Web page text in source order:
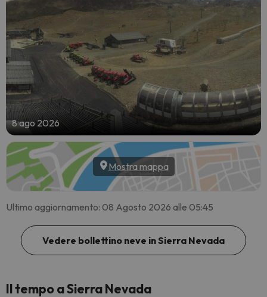
8 ago 2026
Mostra mappa
Ultimo aggiornamento: 08 Agosto 2026 alle 05:45
Vedere bollettino neve in Sierra Nevada
Il tempo a Sierra Nevada